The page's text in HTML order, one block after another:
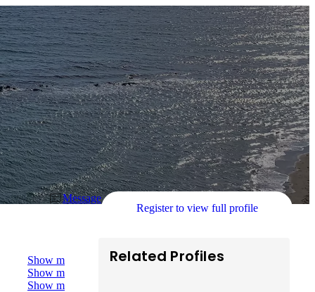
Message
Register to view full profile
Show more
Show more
Show more
Related Profiles